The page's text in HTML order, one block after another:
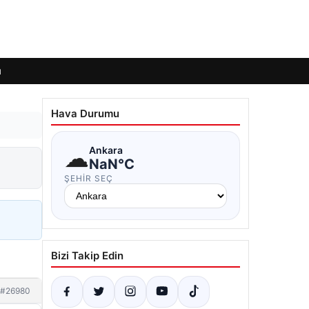
#26980
Hava Durumu
☁Ankara
NaN°C
ŞEHIR SEÇ
Bizi Takip Edin